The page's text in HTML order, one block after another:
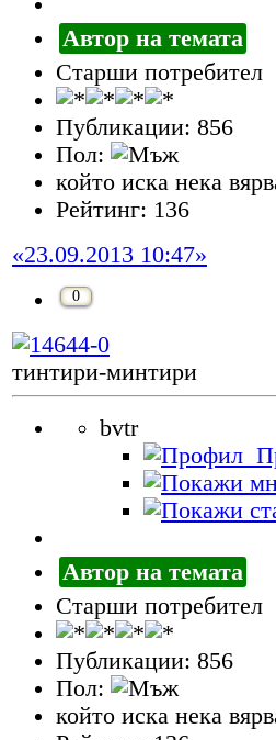
Автор на темата
Старши потребител
Публикации: 856
Пол:
който иска нека
Рейтинг: 136
«23.09.2013 10:47»
0
тинтири-минтири
bvtr
Автор на темата
Старши потребител
Публикации: 856
Пол:
който иска нека